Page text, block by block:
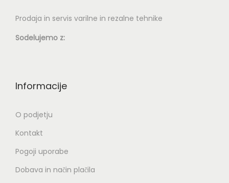
Prodaja in servis varilne in rezalne tehnike
Sodelujemo z:
Informacije
O podjetju
Kontakt
Pogoji uporabe
Dobava in način plačila